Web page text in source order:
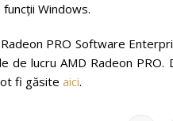
Windows.
PRO Software
de lucru AMD Radeon
fi găsite aici.